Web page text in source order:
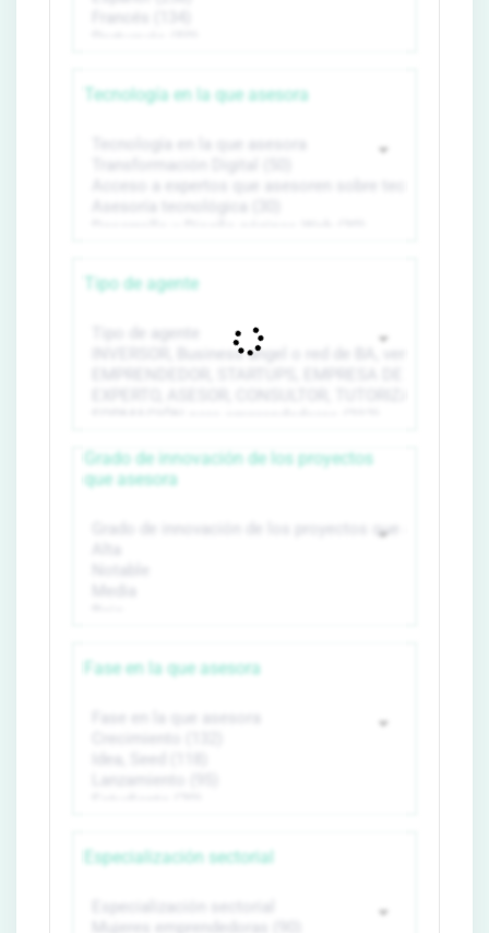
Tecnología en la que asesora
Tipo de agente
Grado de innovación de los proyectos
que asesora
Fase en la que asesora
Especialización sectorial